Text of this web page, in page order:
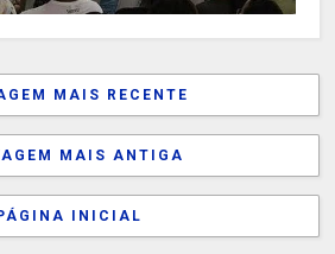
MAIS RECENTE
MAIS ANTIGA
INICIAL